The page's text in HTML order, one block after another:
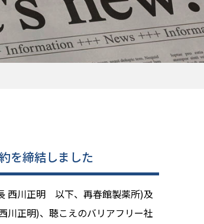
を締結しました
西川正明 以下、再春館製薬所)及
正明)、聴こえのバリアフリー社